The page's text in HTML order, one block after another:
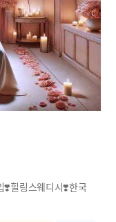
❣️힐링스웨디시❣️한국